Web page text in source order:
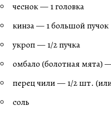
чеснок — 1 головка
кинза — 1 большой пучок
укроп — 1/2 пучка
омбало (болотная мята)
перец чили — 1/2 шт.
соль